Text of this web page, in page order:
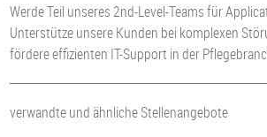
Werde Teil unseres 2nd-Level-Teams für
Unterstütze unsere Kunden bei komplexen
fördere effizienten IT-Support in der
verwandte und ähnliche Stellenangebote